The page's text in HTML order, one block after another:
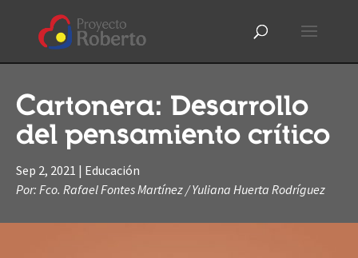
Cartonera: Desarrollo
del pensamiento crítico
Sep 2, 2021 | Educación
Por: Fco. Rafael Fontes Martínez / Yuliana Huerta Rodríguez